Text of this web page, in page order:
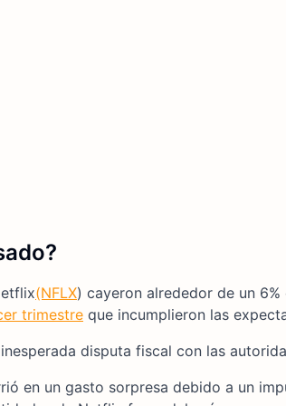
(NFLX) cayeron alrededor de un
trimestre que incumplieron las
disputa fiscal con las
en un gasto sorpresa debido a un